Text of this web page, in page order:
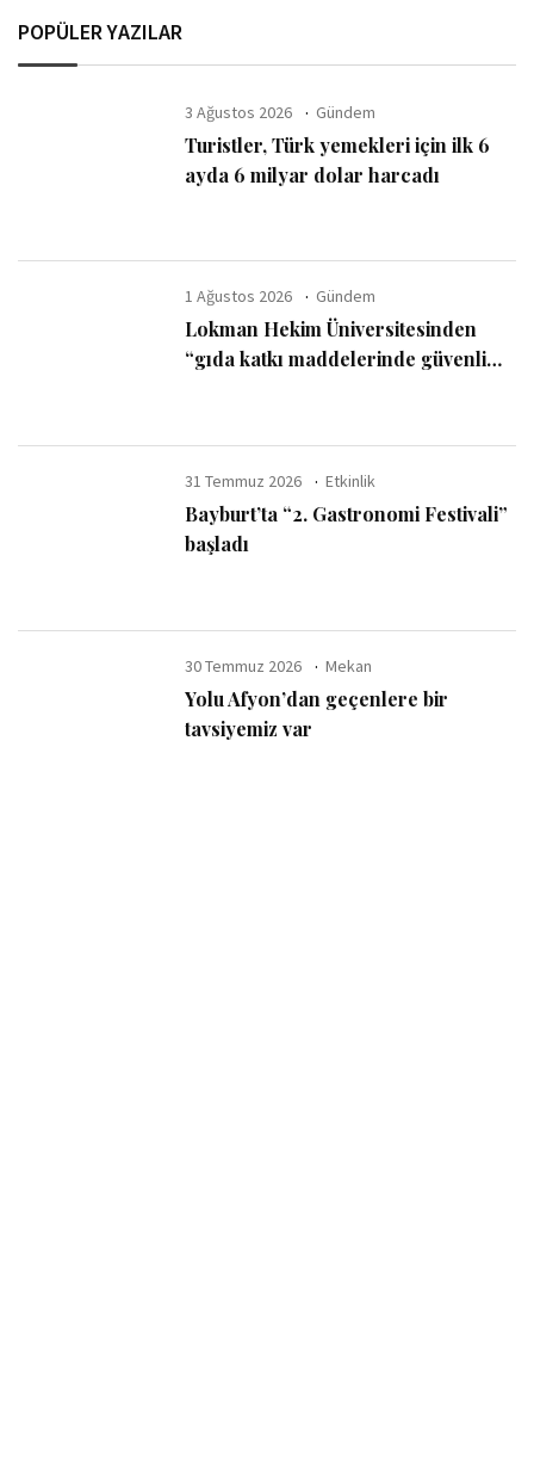
POPÜLER YAZILAR
3 Ağustos 2026 Gündem
Turistler, Türk yemekleri için ilk 6
ayda 6 milyar dolar harcadı
1 Ağustos 2026 Gündem
Lokman Hekim Üniversitesinden
“gıda katkı maddelerinde güvenli
31 Temmuz 2026 Etkinlik
Bayburt’ta “2. Gastronomi Festivali”
başladı
30 Temmuz 2026 Mekan
Yolu Afyon’dan geçenlere bir
tavsiyemiz var